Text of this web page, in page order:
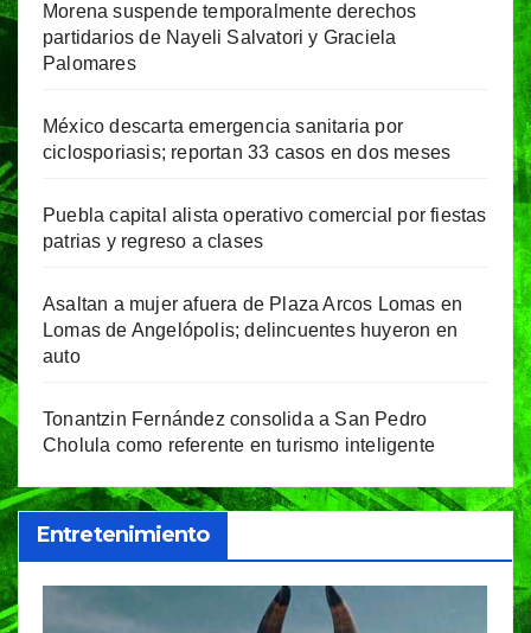
Morena suspende temporalmente derechos
partidarios de Nayeli Salvatori y Graciela
Palomares
México descarta emergencia sanitaria por
ciclosporiasis; reportan 33 casos en dos meses
Puebla capital alista operativo comercial por fiestas
patrias y regreso a clases
Asaltan a mujer afuera de Plaza Arcos Lomas en
Lomas de Angelópolis; delincuentes huyeron en
auto
Tonantzin Fernández consolida a San Pedro
Cholula como referente en turismo inteligente
Entretenimiento